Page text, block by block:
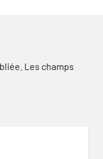
Les champs